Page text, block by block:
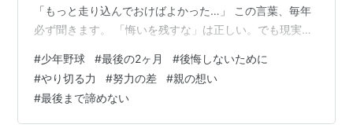
「もっと走り込んでおけばよかった…」 この言葉、毎年
必ず聞きます。 「悔いを残すな」は正しい。でも現実
す。 でも正直な話―― ほとんどの選手が、少なからず悔
いを残します。 これはもう避けられない部分もありま
す。 じゃあどうするか 大事なのはここからです。 「や
らなかった」を減らしていくこと そして 「やった」を1
#少年野球 #最後の2ヶ月 #後悔しないために
#やり切る力 #努力の差 #親の想い
#最後まで諦めない